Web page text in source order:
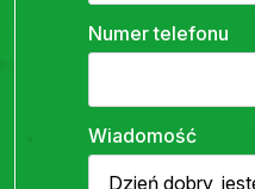
Numer telefonu
Wiadomość